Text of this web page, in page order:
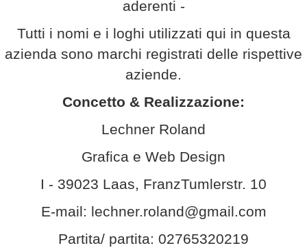
aderenti -
Tutti i nomi e i loghi utilizzati qui in questa
azienda sono marchi registrati delle rispettive
aziende.
Concetto & Realizzazione:
Lechner Roland
Grafica e Web Design
I - 39023 Laas, FranzTumlerstr. 10
E-mail: lechner.roland@gmail.com
Partita/ partita: 02765320219